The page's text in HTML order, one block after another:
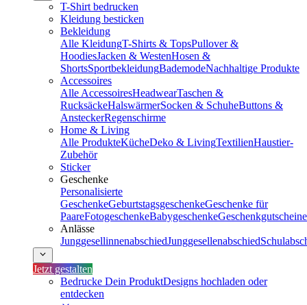
T-Shirt bedrucken
Kleidung besticken
Bekleidung
Alle KleidungT-Shirts & TopsPullover &
HoodiesJacken & WestenHosen &
ShortsSportbekleidungBademodeNachhaltige Produkte
Accessoires
Alle AccessoiresHeadwearTaschen &
RucksäckeHalswärmerSocken & SchuheButtons &
AnsteckerRegenschirme
Home & Living
Alle ProdukteKücheDeko & LivingTextilienHaustier-
Zubehör
Sticker
Geschenke
Personalisierte
GeschenkeGeburtstagsgeschenkeGeschenke für
PaareFotogeschenkeBabygeschenkeGeschenkgutscheine
Anlässe
JunggesellinnenabschiedJunggesellenabschied
Jetzt gestalten
Bedrucke Dein ProduktDesigns hochladen oder
entdecken